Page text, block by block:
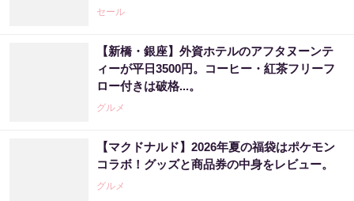
セール
【新橋・銀座】外資ホテルのアフタヌーンテ
ィーが平日3500円。コーヒー・紅茶フリーフ
ロー付きは破格...。
グルメ
【マクドナルド】2026年夏の福袋はポケモン
コラボ！グッズと商品券の中身をレビュー。
グルメ